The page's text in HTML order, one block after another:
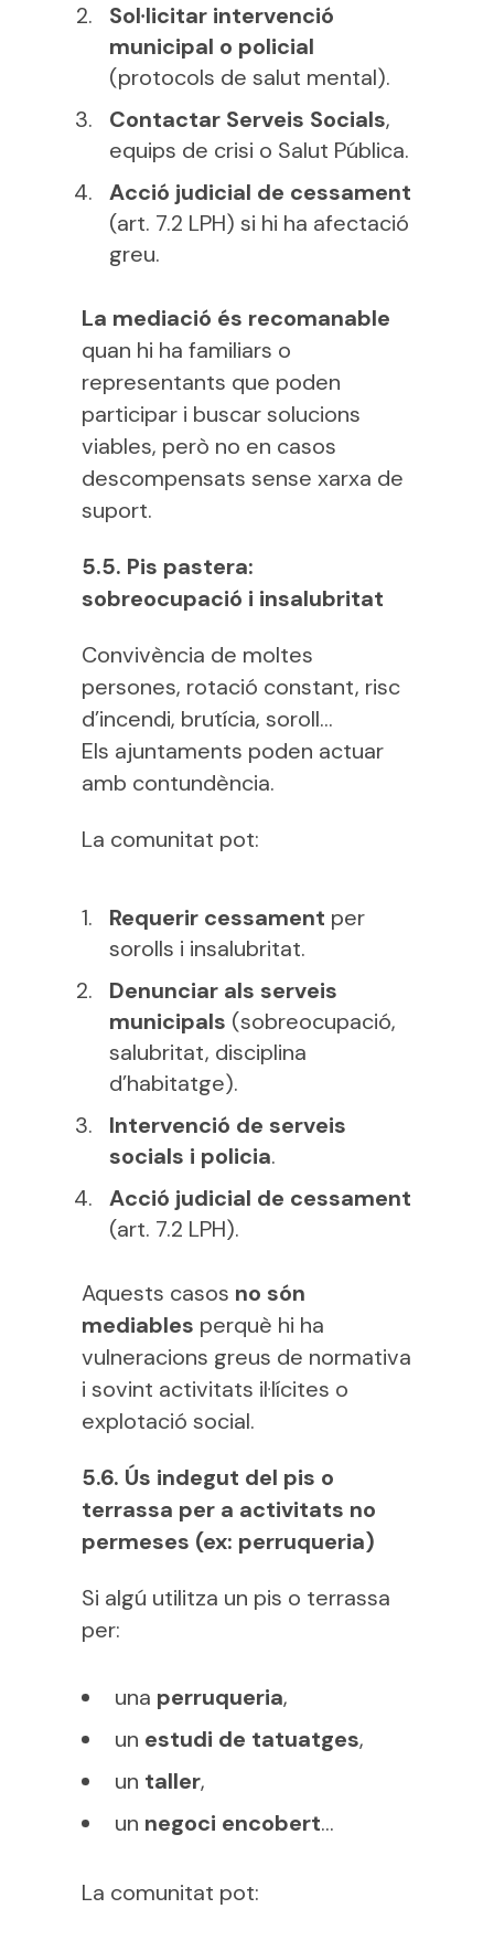
Sol·licitar intervenció
municipal o policial
(protocols de salut mental).
Contactar Serveis Socials,
equips de crisi o Salut Pública.
Acció judicial de cessament
(art. 7.2 LPH) si hi ha afectació
greu.
La mediació és recomanable
quan hi ha familiars o
representants que poden
participar i buscar solucions
viables, però no en casos
descompensats sense xarxa de
suport.
5.5. Pis pastera:
sobreocupació i insalubritat
Convivència de moltes
persones, rotació constant, risc
d’incendi, brutícia, soroll…
Els ajuntaments poden actuar
amb contundència.
La comunitat pot:
Requerir cessament per
sorolls i insalubritat.
Denunciar als serveis
municipals (sobreocupació,
salubritat, disciplina
d’habitatge).
Intervenció de serveis
socials i policia.
Acció judicial de cessament
(art. 7.2 LPH).
Aquests casos no són
mediables perquè hi ha
vulneracions greus de normativa
i sovint activitats il·lícites o
explotació social.
5.6. Ús indegut del pis o
terrassa per a activitats no
permeses (ex: perruqueria)
Si algú utilitza un pis o terrassa
per:
una perruqueria,
un estudi de tatuatges,
un taller,
un negoci encobert…
La comunitat pot: